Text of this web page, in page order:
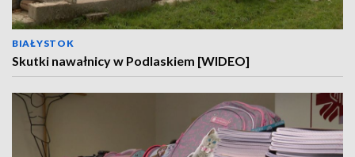
BIAŁYSTOK
Skutki nawałnicy w Podlaskiem [WIDEO]